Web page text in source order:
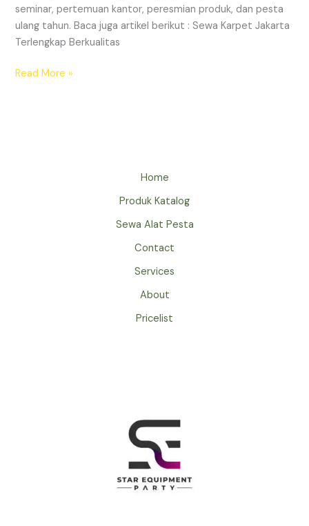
seminar, pertemuan kantor, peresmian produk, dan pesta
ulang tahun. Baca juga artikel berikut : Sewa Karpet Jakarta
Terlengkap Berkualitas
SEWA
Read More »
Home
Produk Katalog
Sewa Alat Pesta
Contact
Services
About
Pricelist